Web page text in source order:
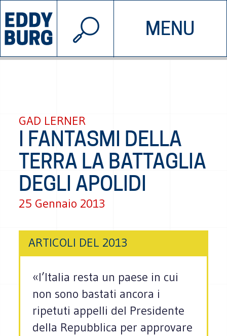
MENU
INIZIATIVE CHI SIAMO
© 2026 EDDYBURG
GAD LERNER
I FANTASMI DELLA
TERRA LA BATTAGLIA
DEGLI APOLIDI
25 Gennaio 2013
ARTICOLI DEL 2013
«l’Italia resta un paese in cui
non sono bastati ancora i
ripetuti appelli del Presidente
della Repubblica per approvare